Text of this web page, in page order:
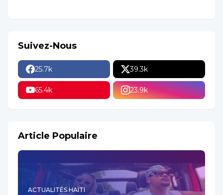
Suivez-Nous
25.7k 39.3k
65.4k 23.9k
Article Populaire
ACTUALITÉS HAÏTI